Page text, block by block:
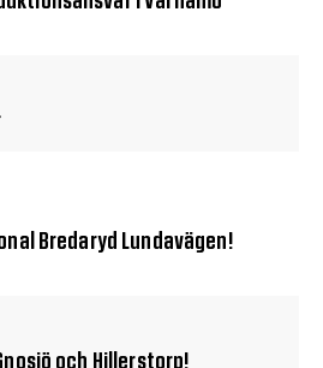
Bredaryd Lundavägen!
och Hillerstorp!